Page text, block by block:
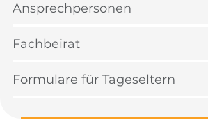
Ansprechpersonen
Fachbeirat
Formulare für Tageseltern